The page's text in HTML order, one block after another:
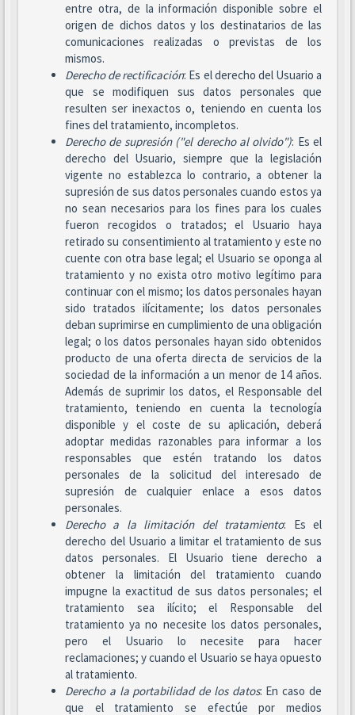
entre otra, de la información disponible sobre el
origen de dichos datos y los destinatarios de las
comunicaciones realizadas o previstas de los
mismos.
Derecho de rectificación: Es el derecho del Usuario a
que se modifiquen sus datos personales que
resulten ser inexactos o, teniendo en cuenta los
fines del tratamiento, incompletos.
Derecho de supresión ("el derecho al olvido"): Es el
derecho del Usuario, siempre que la legislación
vigente no establezca lo contrario, a obtener la
supresión de sus datos personales cuando estos ya
no sean necesarios para los fines para los cuales
fueron recogidos o tratados; el Usuario haya
retirado su consentimiento al tratamiento y este no
cuente con otra base legal; el Usuario se oponga al
tratamiento y no exista otro motivo legítimo para
continuar con el mismo; los datos personales hayan
sido tratados ilícitamente; los datos personales
deban suprimirse en cumplimiento de una obligación
legal; o los datos personales hayan sido obtenidos
producto de una oferta directa de servicios de la
sociedad de la información a un menor de 14 años.
Además de suprimir los datos, el Responsable del
tratamiento, teniendo en cuenta la tecnología
disponible y el coste de su aplicación, deberá
adoptar medidas razonables para informar a los
responsables que estén tratando los datos
personales de la solicitud del interesado de
supresión de cualquier enlace a esos datos
personales.
Derecho a la limitación del tratamiento: Es el
derecho del Usuario a limitar el tratamiento de sus
datos personales. El Usuario tiene derecho a
obtener la limitación del tratamiento cuando
impugne la exactitud de sus datos personales; el
tratamiento sea ilícito; el Responsable del
tratamiento ya no necesite los datos personales,
pero el Usuario lo necesite para hacer
reclamaciones; y cuando el Usuario se haya opuesto
al tratamiento.
Derecho a la portabilidad de los datos: En caso de
que el tratamiento se efectúe por medios